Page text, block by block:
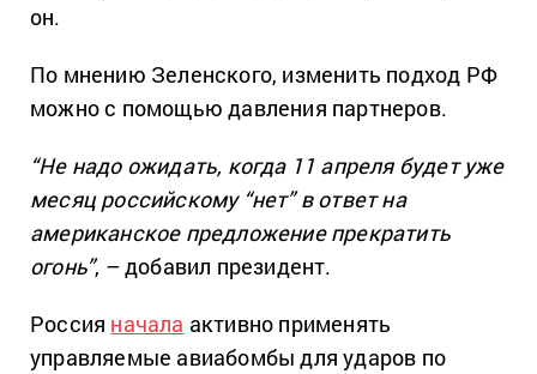
он.
По мнению Зеленского, изменить подход РФ
можно с помощью давления партнеров.
“Не надо ожидать, когда 11 апреля будет уже
месяц российскому “нет” в ответ на
американское предложение прекратить
огонь”, – добавил президент.
Россия начала активно применять
управляемые авиабомбы для ударов по